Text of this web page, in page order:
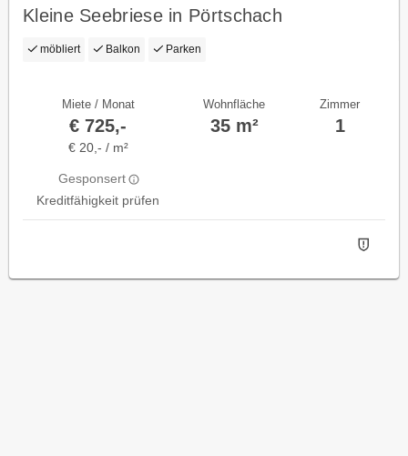
Kleine Seebriese in Pörtschach
möbliert Balkon Parken
Miete / Monat
€ 725,-
€ 20,- / m²
Gesponsert
Kreditfähigkeit prüfen
Wohnfläche
35 m²
Zimmer
1